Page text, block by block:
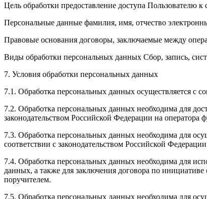
Цель обработки предоставление доступа Пользователю
Персональные данные фамилия, имя, отчество
Правовые основания договоры, заключаемые между
Виды обработки персональных данных Сбор, запись,
7. Условия обработки персональных данных
7.1. Обработка персональных данных осуществляется с
7.2. Обработка персональных данных необходима для
законодательством Российской Федерации на
7.3. Обработка персональных данных необходима для
соответствии с законодательством Российской
7.4. Обработка персональных данных необходима для
данных, а также для заключения договора по
поручителем.
7.5. Обработка персональных данных необходима для